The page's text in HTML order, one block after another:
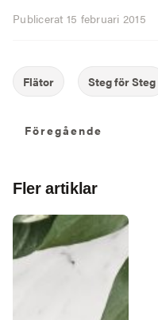
Publicerat 15 februari 2015
Föregående
Föregående
Fler artiklar